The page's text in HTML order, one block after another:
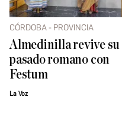
CÓRDOBA - PROVINCIA
Almedinilla revive su
pasado romano con
Festum
La Voz